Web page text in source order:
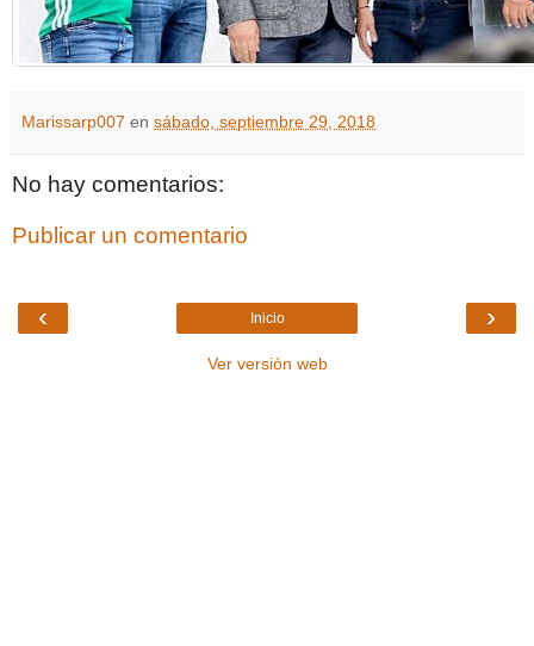
Marissarp007 en sábado, septiembre 29, 2018
No hay comentarios:
Publicar un comentario
‹ ›
Inicio
Ver versión web